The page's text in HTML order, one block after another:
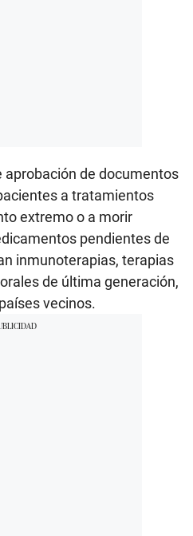
aprobación de documentos
a tratamientos
extremo o a morir
pendientes de
inmunoterapias, terapias
de última generación,
vecinos.